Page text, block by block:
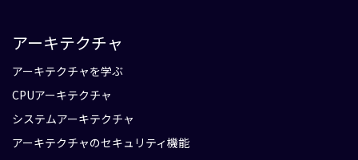
アーキテクチャ
アーキテクチャを学ぶ
CPUアーキテクチャ
システムアーキテクチャ
アーキテクチャのセキュリティ機能